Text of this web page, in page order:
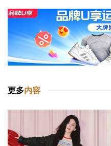
更多内容